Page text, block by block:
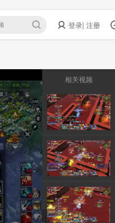
登录| 注册
相关视频